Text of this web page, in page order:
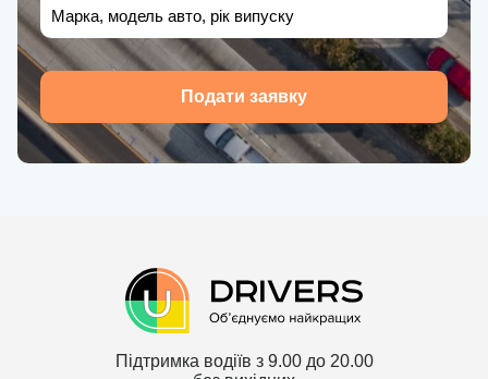
Марка, модель авто, рік випуску
Подати заявку
Підтримка водіїв з 9.00 до 20.00